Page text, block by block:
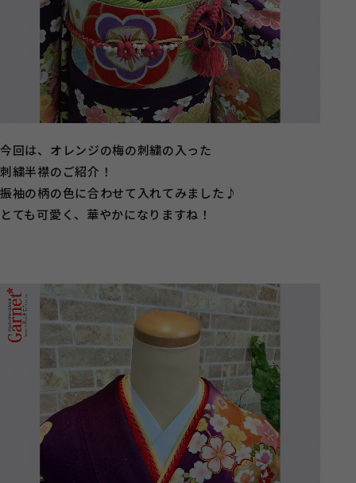
今回は、オレンジの梅の刺繍の入った
刺繍半襟のご紹介！
振袖の柄の色に合わせて入れてみました♪
とても可愛く、華やかになりますね！